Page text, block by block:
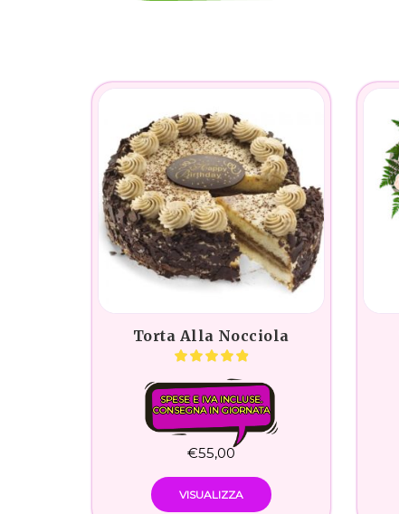
Torta Alla Nocciola
SPESE E IVA INCLUSE.
CONSEGNA IN GIORNATA
€55,00
VISUALIZZA